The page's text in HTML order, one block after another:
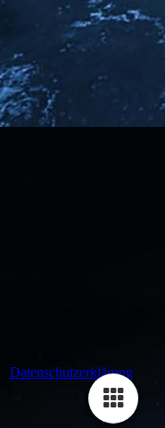
Datenschutzerklärung